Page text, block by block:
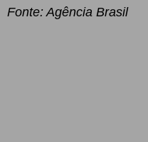
Fonte: Agência Brasil